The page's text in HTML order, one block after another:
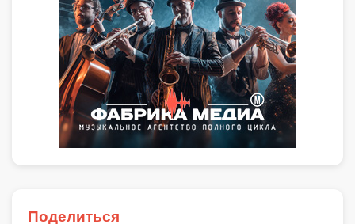
Поделиться